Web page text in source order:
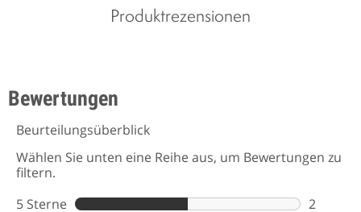
Produktrezensionen